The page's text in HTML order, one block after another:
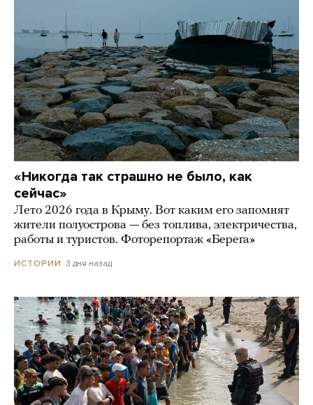
«Никогда так страшно не было, как
сейчас»
Лето 2026 года в Крыму. Вот каким его запомнят
жители полуострова — без топлива, электричества,
работы и туристов. Фоторепортаж «Берега»
ИСТОРИИ 3 дня назад